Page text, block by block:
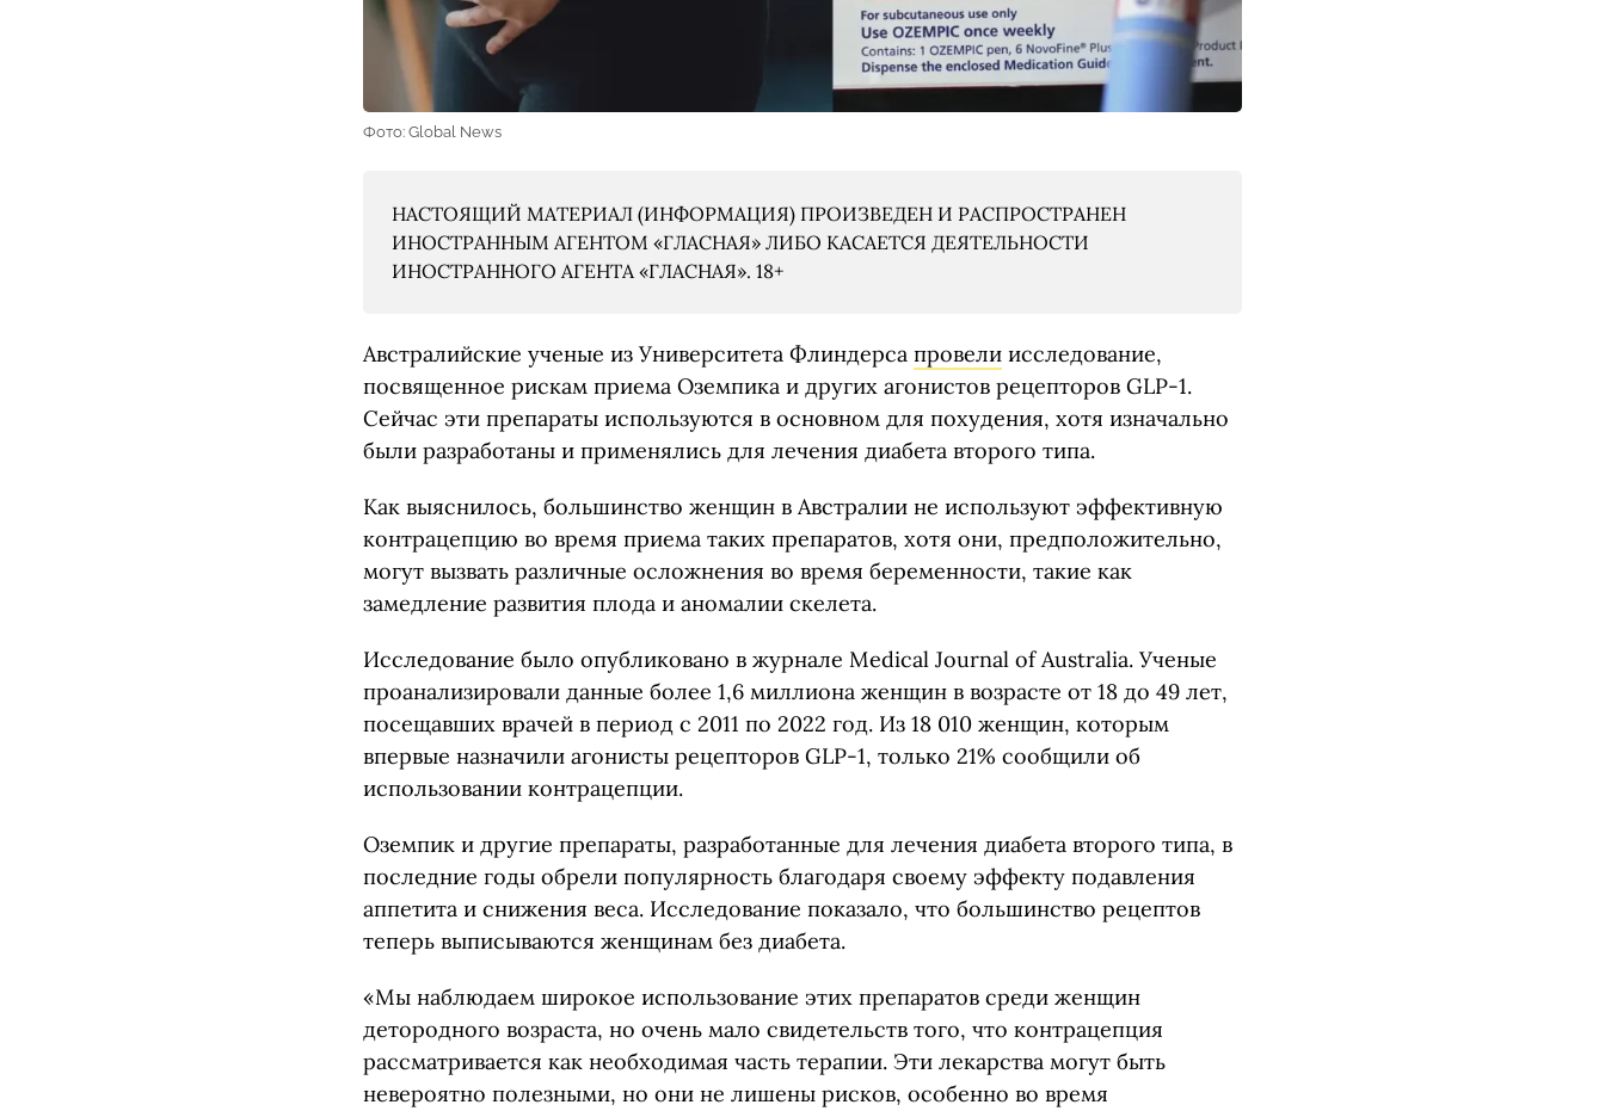
Фото: Global News
НАСТОЯЩИЙ МАТЕРИАЛ (ИНФОРМАЦИЯ) ПРОИЗВЕДЕН И РАСПРОСТРАНЕН
ИНОСТРАННЫМ АГЕНТОМ «ГЛАСНАЯ» ЛИБО КАСАЕТСЯ ДЕЯТЕЛЬНОСТИ
ИНОСТРАННОГО АГЕНТА «ГЛАСНАЯ». 18+
Австралийские ученые из Университета Флиндерса провели исследование,
посвященное рискам приема Оземпика и других агонистов рецепторов GLP-1.
Сейчас эти препараты используются в основном для похудения, хотя изначально
были разработаны и применялись для лечения диабета второго типа.
Как выяснилось, большинство женщин в Австралии не используют эффективную
контрацепцию во время приема таких препаратов, хотя они, предположительно,
могут вызвать различные осложнения во время беременности, такие как
замедление развития плода и аномалии скелета.
Исследование было опубликовано в журнале Medical Journal of Australia. Ученые
проанализировали данные более 1,6 миллиона женщин в возрасте от 18 до 49 лет,
посещавших врачей в период с 2011 по 2022 год. Из 18 010 женщин, которым
впервые назначили агонисты рецепторов GLP-1, только 21% сообщили об
использовании контрацепции.
Оземпик и другие препараты, разработанные для лечения диабета второго типа, в
последние годы обрели популярность благодаря своему эффекту подавления
аппетита и снижения веса. Исследование показало, что большинство рецептов
теперь выписываются женщинам без диабета.
«Мы наблюдаем широкое использование этих препаратов среди женщин
детородного возраста, но очень мало свидетельств того, что контрацепция
рассматривается как необходимая часть терапии. Эти лекарства могут быть
невероятно полезными, но они не лишены рисков, особенно во время